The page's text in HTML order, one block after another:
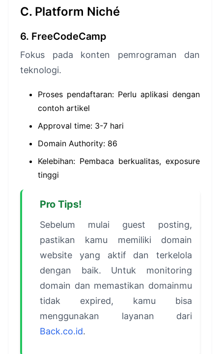
C. Platform Niché
6. FreeCodeCamp
Fokus pada konten pemrograman dan
teknologi.
Proses pendaftaran: Perlu aplikasi dengan
contoh artikel
Approval time: 3-7 hari
Domain Authority: 86
Kelebihan: Pembaca berkualitas, exposure
tinggi
Pro Tips!
Sebelum mulai guest posting,
pastikan kamu memiliki domain
website yang aktif dan terkelola
dengan baik. Untuk monitoring
domain dan memastikan domainmu
tidak expired, kamu bisa
menggunakan layanan dari
Back.co.id.